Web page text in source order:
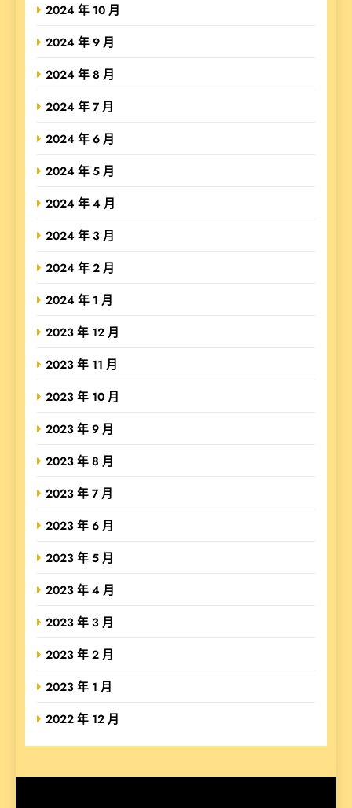
2024 年 10 月
2024 年 9 月
2024 年 8 月
2024 年 7 月
2024 年 6 月
2024 年 5 月
2024 年 4 月
2024 年 3 月
2024 年 2 月
2024 年 1 月
2023 年 12 月
2023 年 11 月
2023 年 10 月
2023 年 9 月
2023 年 8 月
2023 年 7 月
2023 年 6 月
2023 年 5 月
2023 年 4 月
2023 年 3 月
2023 年 2 月
2023 年 1 月
2022 年 12 月